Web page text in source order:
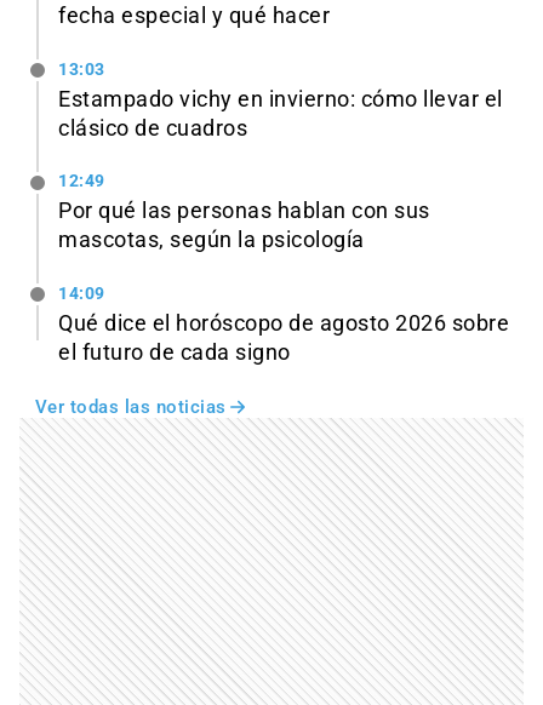
fecha especial y qué hacer
13:03
Estampado vichy en invierno: cómo llevar el
clásico de cuadros
12:49
Por qué las personas hablan con sus
mascotas, según la psicología
14:09
Qué dice el horóscopo de agosto 2026 sobre
el futuro de cada signo
Ver todas las noticias